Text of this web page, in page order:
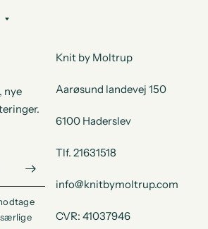
nye
Knit by Moltrup
Aarøsund landevej 150
6100 Haderslev
Tlf. 21631518
info@knitbymoltrup.com
CVR: 41037946